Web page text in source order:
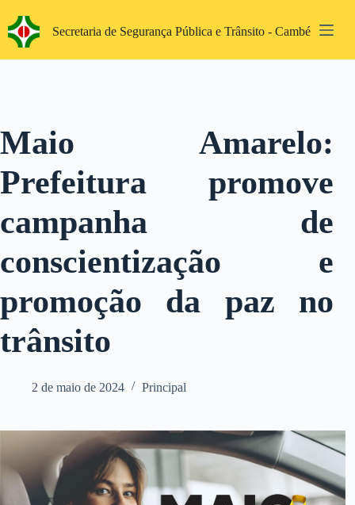
para
conteúdo
Secretaria de Segurança Pública e Trânsito - Cambé
Maio Amarelo:
Prefeitura promove
campanha de
conscientização e
promoção da paz no
trânsito
2 de maio de 2024 Principal